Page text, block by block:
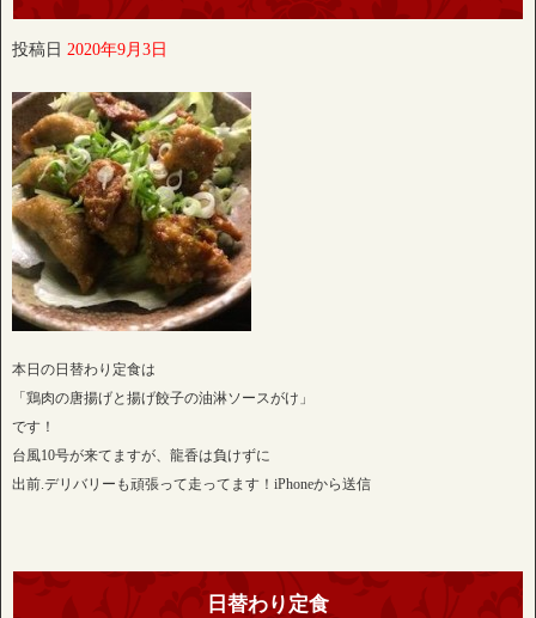
投稿日 2020年9月3日
本日の日替わり定食は
「鶏肉の唐揚げと揚げ餃子の油淋ソースがけ」
です！
台風10号が来てますが、龍香は負けずに
出前.デリバリーも頑張って走ってます！iPhoneから送信
日替わり定食